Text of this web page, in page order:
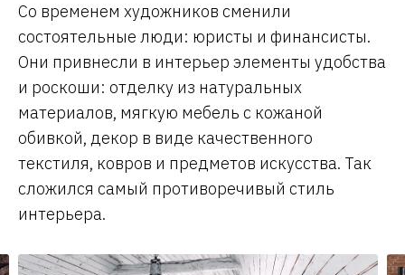
Со временем художников сменили
состоятельные люди: юристы и финансисты.
Они привнесли в интерьер элементы удобства
и роскоши: отделку из натуральных
материалов, мягкую мебель с кожаной
обивкой, декор в виде качественного
текстиля, ковров и предметов искусства. Так
сложился самый противоречивый стиль
интерьера.